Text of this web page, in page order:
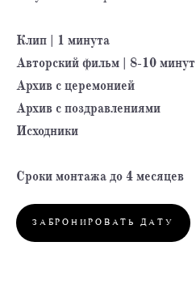
Клип | 1 минута
Авторский фильм | 8-10 минут
Архив с церемонией
Архив с поздравлениями
Исходники
Сроки монтажа до 4 месяцев
ЗАБРОНИРОВАТЬ ДАТУ